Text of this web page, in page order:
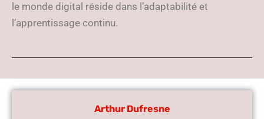
le monde digital réside dans l’adaptabilité et
l’apprentissage continu.
Arthur Dufresne